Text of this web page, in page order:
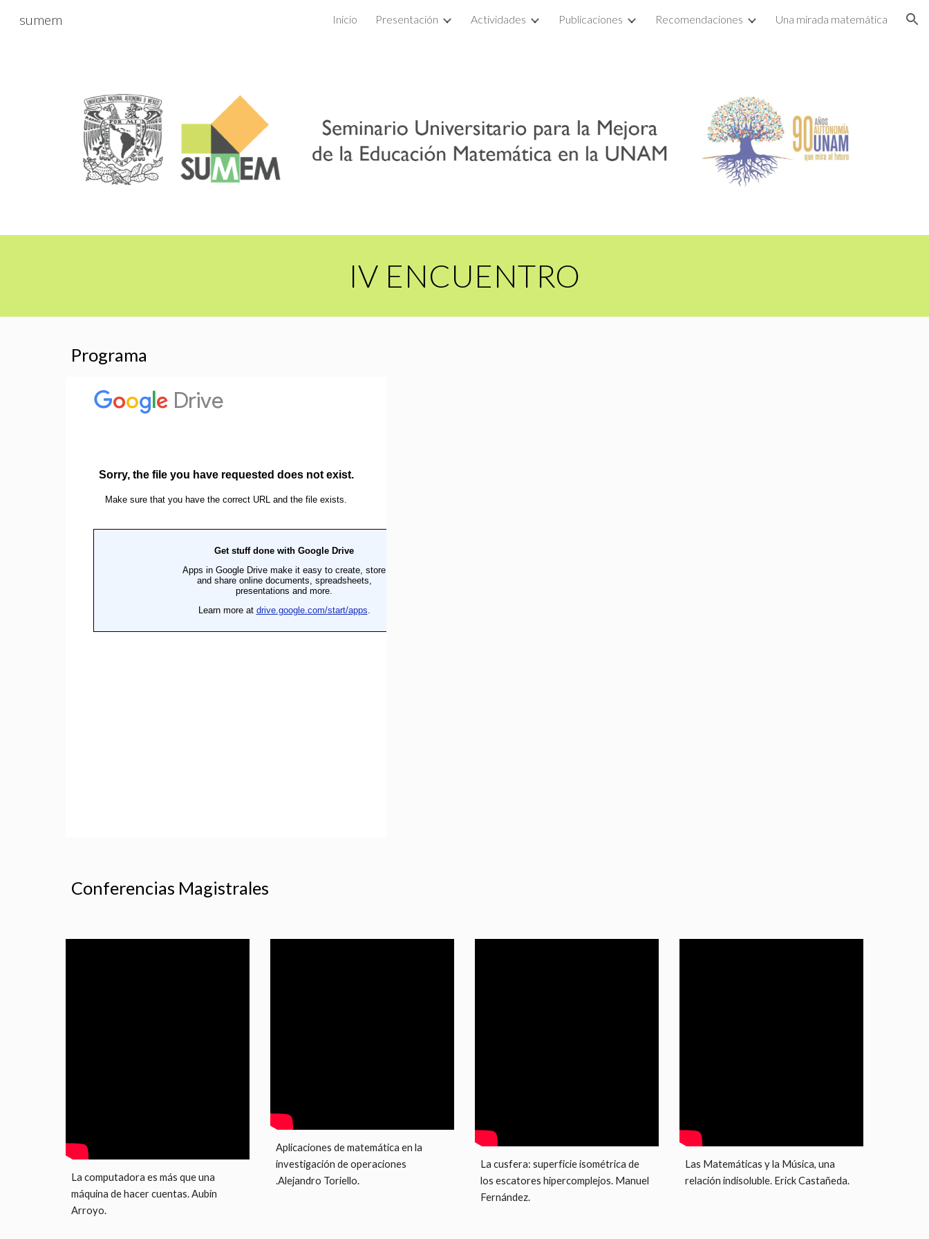
Skip to main content Skip to navigation
sumem Inicio Presentación Actividades Publicaciones Recomendaciones Una mirada matemática
IV ENCUENTRO
Programa
Conferencias Magistrales
La computadora es más que una
máquina de hacer cuentas. Aubín
Arroyo.
Aplicaciones de matemática en la
investigación de operaciones
.Alejandro Toriello.
La cusfera: superficie isométrica de
los escatores hipercomplejos. Manuel
Fernández.
Las Matemáticas y la Música, una
relación indisoluble. Erick Castañeda.